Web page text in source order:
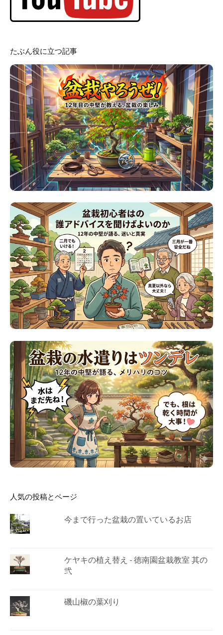
たぶん役に立つ記事
人気の投稿とページ
今まで行った盆栽の置いているお店
ケヤキの植え替え - 徳南園盆栽教室 其の
弐
磯山椒の葉刈り